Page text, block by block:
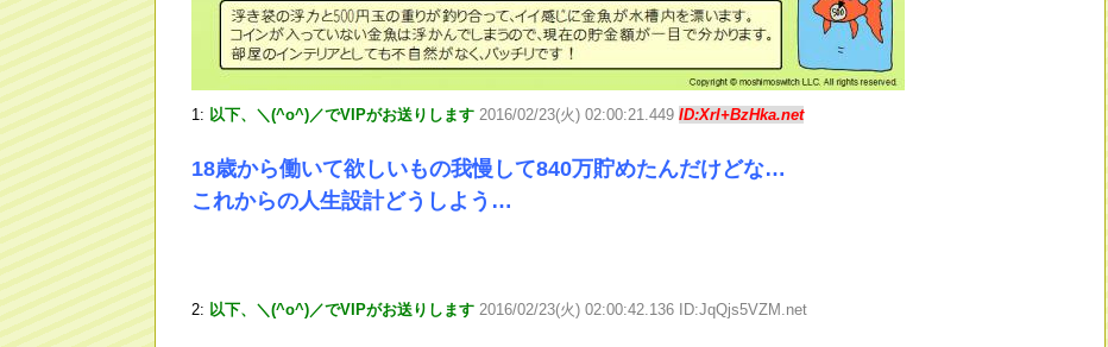
1: 以下、＼(^o^)／でVIPがお送りします 2016/02/23(火) 02:00:21.449 ID:Xrl+BzHka.net
18歳から働いて欲しいもの我慢して840万貯めたんだけどな…
これからの人生設計どうしよう…
2: 以下、＼(^o^)／でVIPがお送りします 2016/02/23(火) 02:00:42.136 ID:JqQjs5VZM.net